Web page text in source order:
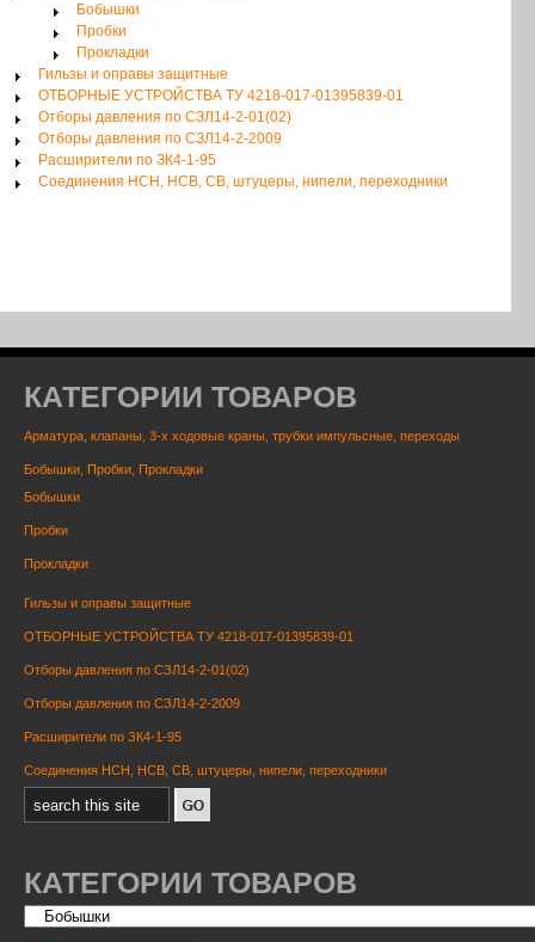
Бобышки
Пробки
Прокладки
Гильзы и оправы защитные
ОТБОРНЫЕ УСТРОЙСТВА ТУ 4218-017-01395839-01
Отборы давления по СЗЛ14-2-01(02)
Отборы давления по СЗЛ14-2-2009
Расширители по ЗК4-1-95
Соединения НСН, НСВ, СВ, штуцеры, нипели, переходники
КАТЕГОРИИ ТОВАРОВ
Арматура, клапаны, 3-х ходовые краны, трубки импульсные, переходы
Бобышки, Пробки, Прокладки
Бобышки
Пробки
Прокладки
Гильзы и оправы защитные
ОТБОРНЫЕ УСТРОЙСТВА ТУ 4218-017-01395839-01
Отборы давления по СЗЛ14-2-01(02)
Отборы давления по СЗЛ14-2-2009
Расширители по ЗК4-1-95
Соединения НСН, НСВ, СВ, штуцеры, нипели, переходники
КАТЕГОРИИ ТОВАРОВ